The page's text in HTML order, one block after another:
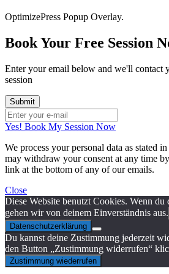
OptimizePress Popup Overlay.
Book Your Free Session
Enter your email below and we'll contact
session
Yes! Book My Session Now
We process your personal data as stated
may withdraw your consent at any time
link at the bottom of any of our emails.
Close
Diese Website benutzt Cookies. Wenn du
gehen wir von deinem Einverständnis aus.
Datenschutzerklärung
Du kannst deine Zustimmung jederzeit
den Button „Zustimmung widerrufen“
Zustimmung wiederrufen